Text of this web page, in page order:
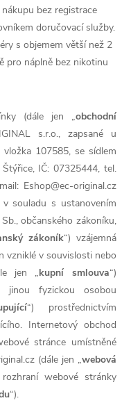
bez registrace
doručovací služby.
s objemem větší než 2
pro náplně bez nikotinu
(dále jen „obchodní
s.r.o., zapsané u
107585, se sídlem
IČ: 07325444, tel.
Eshop@ec-original.cz
v souladu s ustanovením
občanského zákoníku,
zákoník“) vzájemná
vzniklé v souvislosti nebo
jen „kupní smlouva“)
jinou fyzickou osobou
“) prostřednictvím
Internetový obchod
stránce umístněné
(dále jen „webová
webové stránky
“).